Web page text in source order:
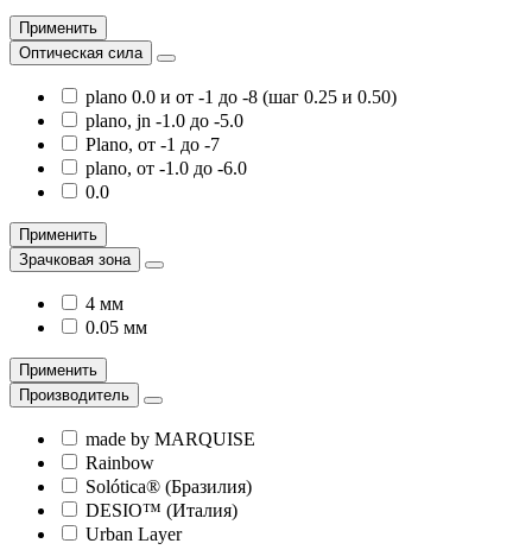
Применить
Оптическая сила
plano 0.0 и от -1 до -8 (шаг 0.25 и 0.50)
plano, jn -1.0 до -5.0
Plano, от -1 до -7
plano, от -1.0 до -6.0
0.0
Применить
Зрачковая зона
4 мм
0.05 мм
Применить
Производитель
made by MARQUISE
Rainbow
Solótica® (Бразилия)
DESIO™ (Италия)
Urban Layer